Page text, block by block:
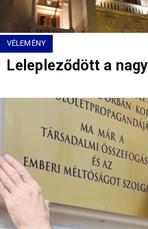
VÉLEMÉNY
Lelepleződött a